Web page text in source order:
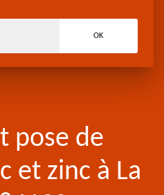
pose de
et zinc à La